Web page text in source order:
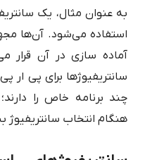
به عنوان مثال، یک
استفاده می‌شود. آن‌ها
آماده سازی در آن قرار
سانتریفیوژها برای پی ار
چند برنامه خاص را
هنگام انتخاب